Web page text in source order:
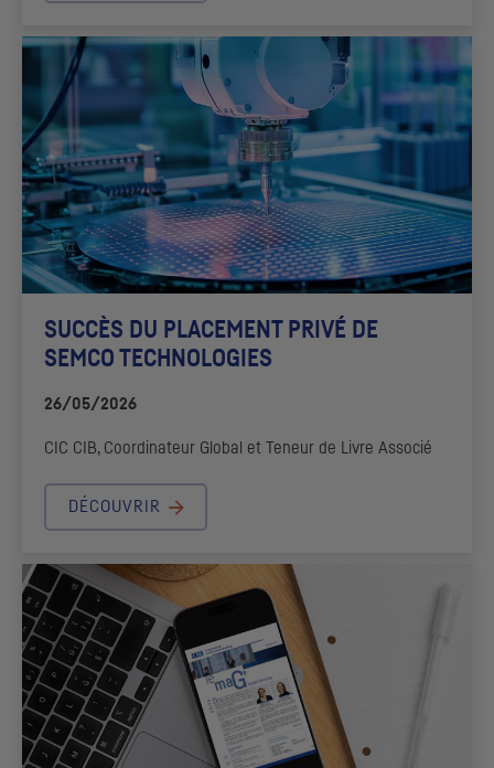
SUCCÈS DU PLACEMENT PRIVÉ DE
SEMCO TECHNOLOGIES
26/05/2026
CIC CIB, Coordinateur Global et Teneur de Livre Associé
DÉCOUVRIR